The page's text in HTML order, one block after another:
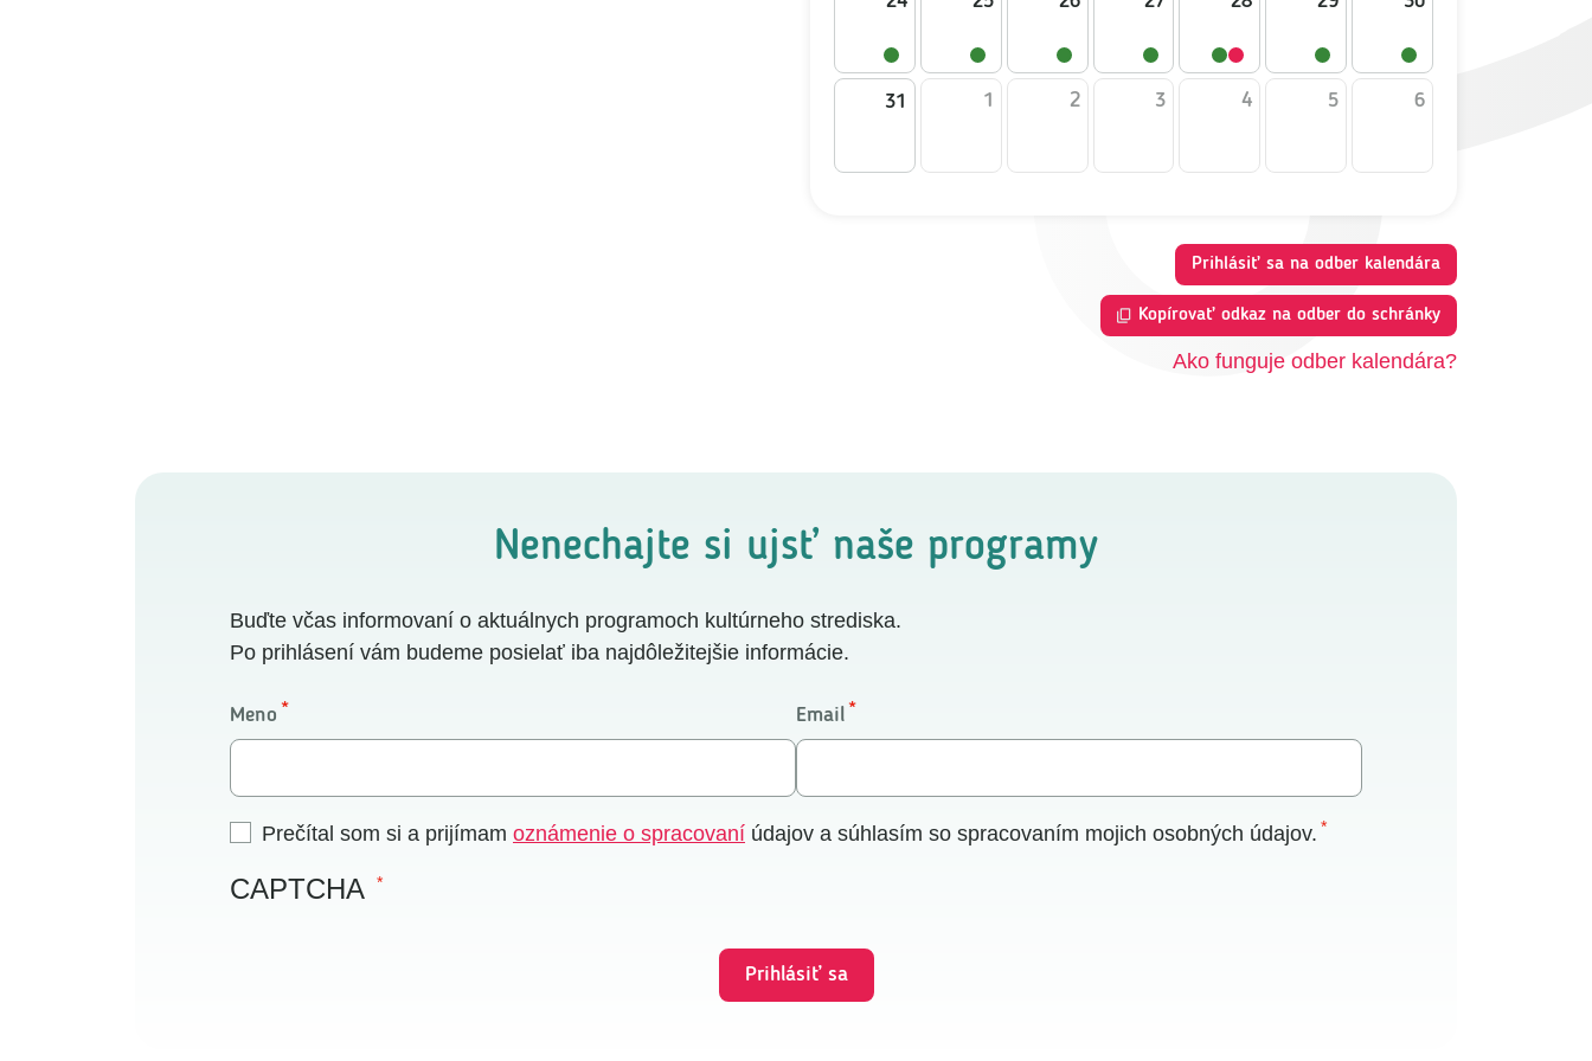
31 1 2 3 4 5 6
Prihlásiť sa na odber kalendára
Kopírovať odkaz na odber do schránky
Ako funguje odber kalendára?
Nenechajte si ujsť naše programy
Buďte včas informovaní o aktuálnych programoch kultúrneho strediska.
Po prihlásení vám budeme posielať iba najdôležitejšie informácie.
Meno Email
Prečítal som si a prijímam oznámenie o spracovaní údajov a súhlasím so spracovaním mojich osobných údajov.
CAPTCHA